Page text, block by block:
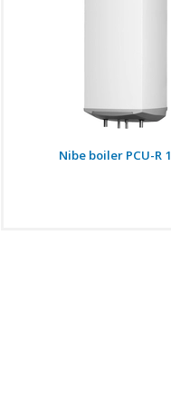
Nibe boiler PCU-R